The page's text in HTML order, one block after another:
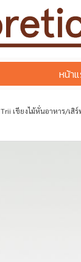
หน้า
Trii เขียงไม้หั่นอาหาร/เสิ